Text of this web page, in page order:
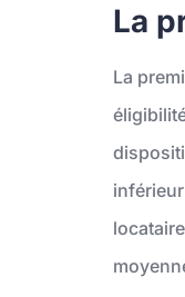
La
La